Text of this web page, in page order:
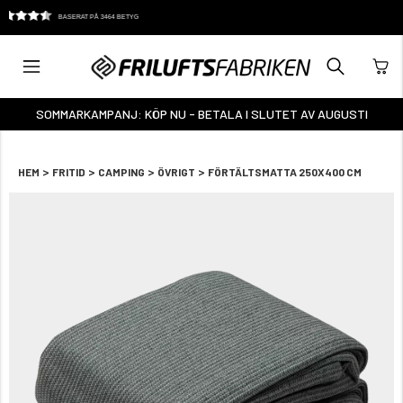
KUNDTJÄNST: 0325-14 55 75 (8-17)
SOMMARKAMPANJ: KÖP NU - BETALA I SLUTET AV AUGUSTI
HEM > FRITID > CAMPING > ÖVRIGT > FÖRTÄLTSMATTA 250X400 CM